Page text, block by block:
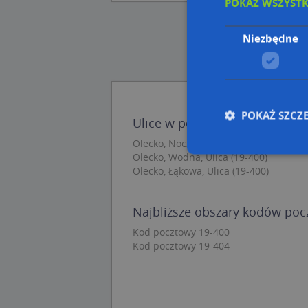
Ulice w pobliżu
Olecko, Nocznickiego Tomasza, Ulica
Olecko, Wodna, Ulica (19-400)
Olecko, Łąkowa, Ulica (19-400)
Najbliższe obszary kodów
Kod pocztowy 19-400
Kod pocztowy 19-404
Niezbędne
POKAŻ
Niezbędne pliki
zarządzanie